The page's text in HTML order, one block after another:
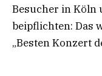
Besucher in Köln
beipflichten: Das
„Besten Konzert